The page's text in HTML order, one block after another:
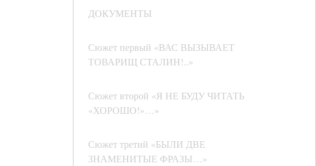
ДОКУМЕНТЫ
Сюжет первый «ВАС ВЫЗЫВАЕТ
ТОВАРИЩ СТАЛИН!..»
Сюжет второй «Я НЕ БУДУ ЧИТАТЬ
«ХОРОШО!»…»
Сюжет третий «БЫЛИ ДВЕ
ЗНАМЕНИТЫЕ ФРАЗЫ…»